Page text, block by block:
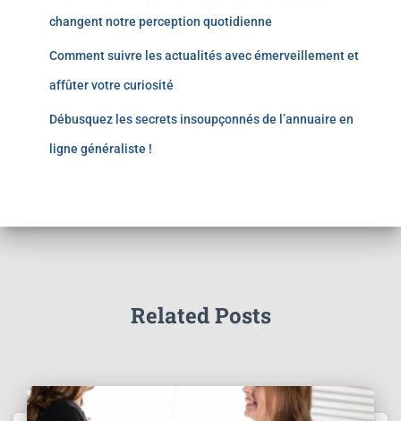
changent notre perception quotidienne
Comment suivre les actualités avec émerveillement et
affûter votre curiosité
Débusquez les secrets insoupçonnés de l’annuaire en
ligne généraliste !
Related Posts